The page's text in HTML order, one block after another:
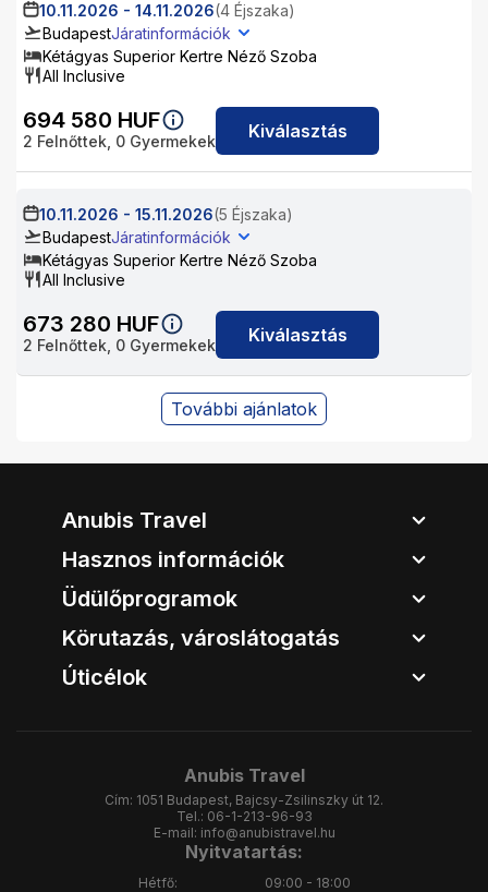
10.11.2026 - 14.11.2026(4 Éjszaka)
BudapestJáratinformációk
Kétágyas Superior Kertre Néző Szoba
All Inclusive
694 580 HUF
2 Felnőttek, 0 Gyermekek Kiválasztás
10.11.2026 - 15.11.2026(5 Éjszaka)
BudapestJáratinformációk
Kétágyas Superior Kertre Néző Szoba
All Inclusive
673 280 HUF
2 Felnőttek, 0 Gyermekek Kiválasztás
További ajánlatok
Anubis Travel
Hasznos információk
Üdülőprogramok
Körutazás, városlátogatás
Úticélok
Anubis Travel
Cím: 1051 Budapest, Bajcsy-Zsilinszky út 12.
Tel.: 06-1-213-96-93
E-mail: info@anubistravel.hu
Nyitvatartás:
Hétfő: 09:00 - 18:00